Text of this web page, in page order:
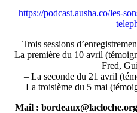
https://podcast.ausha.co/les-
Trois sessions
– La première du 10 avril
Fred,
– La seconde du 21 avril
– La troisième du 5 mai
Mail :